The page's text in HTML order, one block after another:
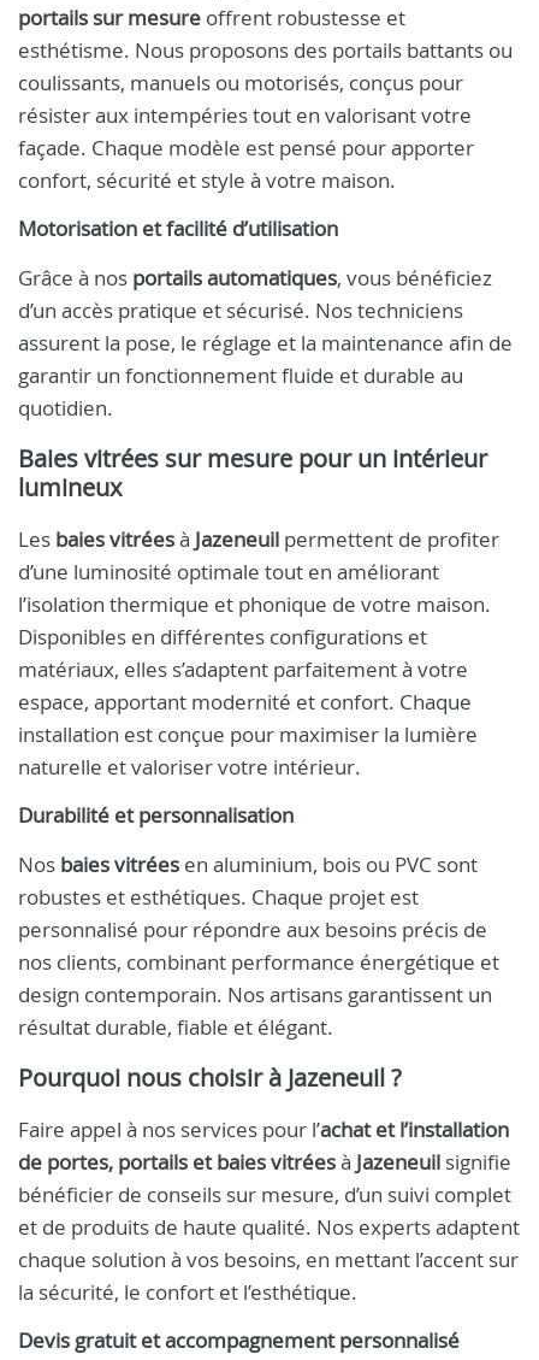
portails sur mesure offrent robustesse et
esthétisme. Nous proposons des portails battants ou
coulissants, manuels ou motorisés, conçus pour
résister aux intempéries tout en valorisant votre
façade. Chaque modèle est pensé pour apporter
confort, sécurité et style à votre maison.
Motorisation et facilité d’utilisation
Grâce à nos portails automatiques, vous bénéficiez
d’un accès pratique et sécurisé. Nos techniciens
assurent la pose, le réglage et la maintenance afin de
garantir un fonctionnement fluide et durable au
quotidien.
Baies vitrées sur mesure pour un intérieur
lumineux
Les baies vitréesà Jazeneuil permettent de profiter
d’une luminosité optimale tout en améliorant
l’isolation thermique et phonique de votre maison.
Disponibles en différentes configurations et
matériaux, elles s’adaptent parfaitement à votre
espace, apportant modernité et confort. Chaque
installation est conçue pour maximiser la lumière
naturelle et valoriser votre intérieur.
Durabilité et personnalisation
Nos baies vitrées en aluminium, bois ou PVC sont
robustes et esthétiques. Chaque projet est
personnalisé pour répondre aux besoins précis de
nos clients, combinant performance énergétique et
design contemporain. Nos artisans garantissent un
résultat durable, fiable et élégant.
Pourquoi nous choisir à Jazeneuil ?
Faire appel à nos services pour l’achat et l’installation
de portes, portails et baies vitréesà Jazeneuil signifie
bénéficier de conseils sur mesure, d’un suivi complet
et de produits de haute qualité. Nos experts adaptent
chaque solution à vos besoins, en mettant l’accent sur
la sécurité, le confort et l’esthétique.
Devis gratuit et accompagnement personnalisé